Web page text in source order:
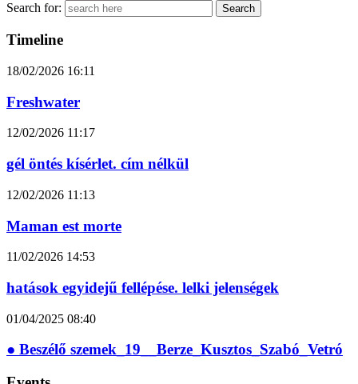
Search for:
Timeline
18/02/2026 16:11
Freshwater
12/02/2026 11:17
gél öntés kísérlet. cím nélkül
12/02/2026 11:13
Maman est morte
11/02/2026 14:53
hatások egyidejű fellépése. lelki jelenségek
01/04/2025 08:40
● Beszélő szemek_19__Berze_Kusztos_Szabó_Vetró